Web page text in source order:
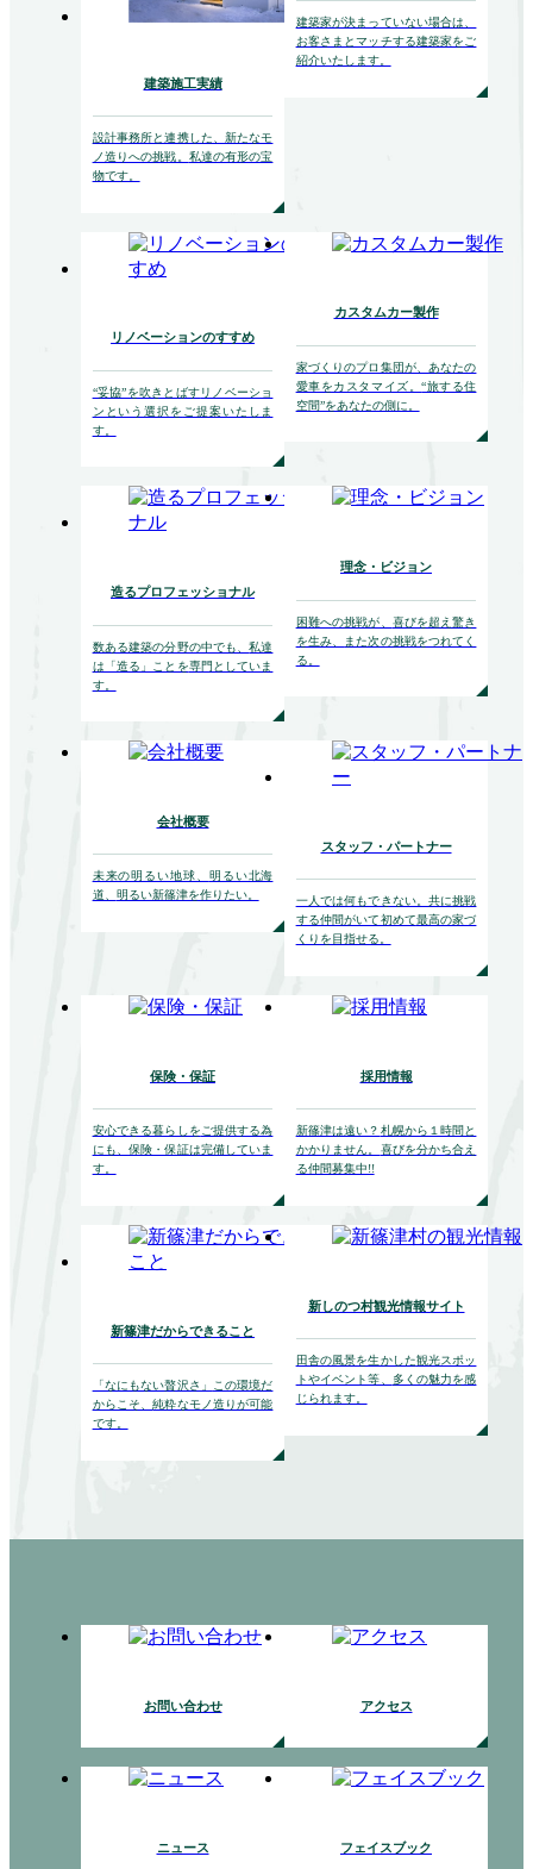
建築施工実績
設計事務所と連携した、新たなモ
ノ造りへの挑戦。 私達の有形の宝
物です。
建築家が決まっていない場合は、
お客さまとマッチする建築家をご
紹介いたします。
リノベーションのすすめ
“妥協”を吹きとばすリノベーショ
ンという選択を ご提案いたしま
す。
カスタムカー製作
家づくりのプロ集団が、 あなたの
愛車をカスタマイズ。“旅する住
空間”をあなたの側に。
造るプロフェッショナル
数ある建築の分野の中でも、私達
は「造る」ことを専門としていま
す。
理念・ビジョン
困難への挑戦が、 喜びを超え驚き
を生み、
また次の挑戦をつれてく
る。
会社概要
未来の明るい地球、 明るい北海
道、 明るい新篠津を作りたい。
スタッフ・パートナー
一人では何もできない。共に挑戦
する仲間がいて初めて最高の家づ
くりを目指せる。
保険・保証
安心できる暮らしをご提供する為
にも、 保険・保証は完備していま
す。
採用情報
新篠津は遠い？ 札幌から１時間と
かかりません。 喜びを分かち合え
る仲間募集中!!
新篠津だからできること
「なにもない贅沢さ」
この環境だ
からこそ、純粋なモノ造りが可能
です。
新しのつ村観光情報サイト
田舎の風景を生かした観光スポッ
トやイベント等、
多くの魅力を感
じられます。
お問い合わせ アクセス
ニュース フェイスブック